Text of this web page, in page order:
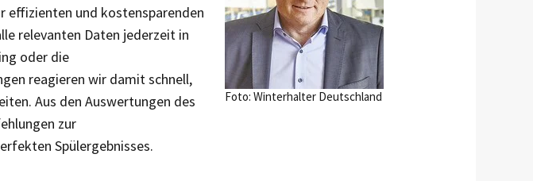
Foto: Winterhalter Deutschland
effizienten und kostensparenden
relevanten Daten jederzeit in
oder die
reagieren wir damit schnell,
Aus den Auswertungen des
zur
Spülergebnisses.